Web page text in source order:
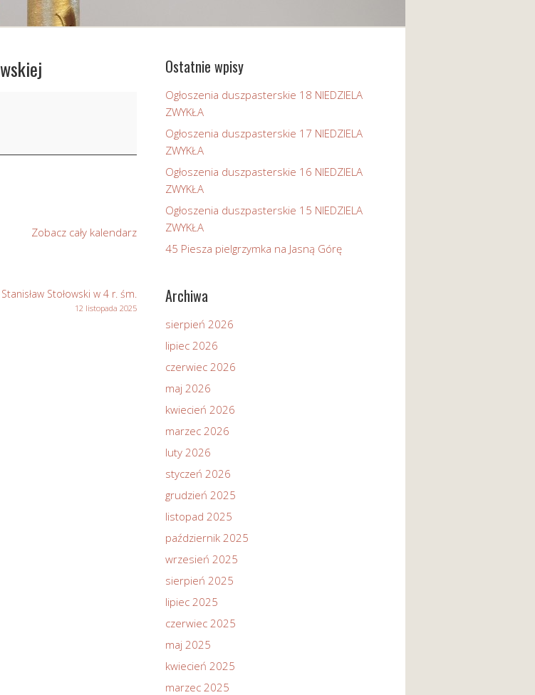
Zobacz cały kalendarz
Stołowski w 4 r. śm.
12 listopada 2025
Ostatnie wpisy
Ogłoszenia duszpasterskie 18 NIEDZIELA
ZWYKŁA
Ogłoszenia duszpasterskie 17 NIEDZIELA
ZWYKŁA
Ogłoszenia duszpasterskie 16 NIEDZIELA
ZWYKŁA
Ogłoszenia duszpasterskie 15 NIEDZIELA
ZWYKŁA
45 Piesza pielgrzymka na Jasną Górę
Archiwa
sierpień 2026
lipiec 2026
czerwiec 2026
maj 2026
kwiecień 2026
marzec 2026
luty 2026
styczeń 2026
grudzień 2025
listopad 2025
październik 2025
wrzesień 2025
sierpień 2025
lipiec 2025
czerwiec 2025
maj 2025
kwiecień 2025
marzec 2025